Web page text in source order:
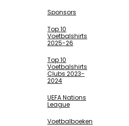
Sponsors
Top 10
Voetbalshirts
2025-26
Top 10
Voetbalshirts
Clubs 2023-
2024
UEFA Nations
League
Voetbalboeken